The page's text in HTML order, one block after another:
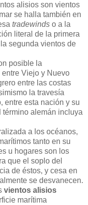
alisios son vientos
se halla también en
tradewinds o a la
literal de la primera
segunda vientos de
posible la
Viejo y Nuevo
entre las costas
la travesía
entre esta nación y su
alemán incluya
a los océanos,
tanto en su
u hogares son los
que el soplo del
de éstos, y cesa en
se desvanecen.
vientos alisios
marítima